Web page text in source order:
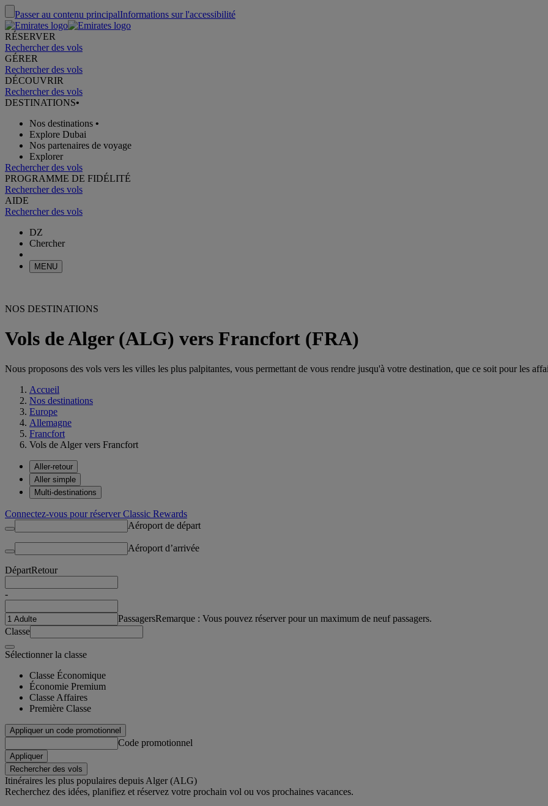
Passer au contenu principalInformations sur l'accessibilité
RÉSERVER
Rechercher des vols
GÉRER
Rechercher des vols
DÉCOUVRIR
Rechercher des vols
DESTINATIONS•
Nos destinations •
Explore Dubai
Nos partenaires de voyage
Explorer
Rechercher des vols
PROGRAMME DE FIDÉLITÉ
Rechercher des vols
AIDE
Rechercher des vols
DZ
Chercher
MENU
NOS DESTINATIONS
Vols de Alger (ALG) vers Francfort (FRA)
Nous proposons des vols vers les villes les plus palpitantes, vous permettant de vous rendre jusqu'à votre destination, que ce soit pour les
Accueil
Nos destinations
Europe
Allemagne
Francfort
Vols de Alger vers Francfort
Aller-retour
Aller simple
Multi-destinations
Connectez-vous pour réserver Classic Rewards
Aéroport de départ
Aéroport d’arrivée
DépartRetour
-
PassagersRemarque : Vous pouvez réserver pour un maximum de neuf passagers.
Classe
Sélectionner la classe
Classe Économique
Économie Premium
Classe Affaires
Première Classe
Appliquer un code promotionnel
Code promotionnel
Appliquer
Rechercher des vols
Itinéraires les plus populaires depuis Alger (ALG)
Recherchez des idées, planifiez et réservez votre prochain vol ou vos prochaines vacances.